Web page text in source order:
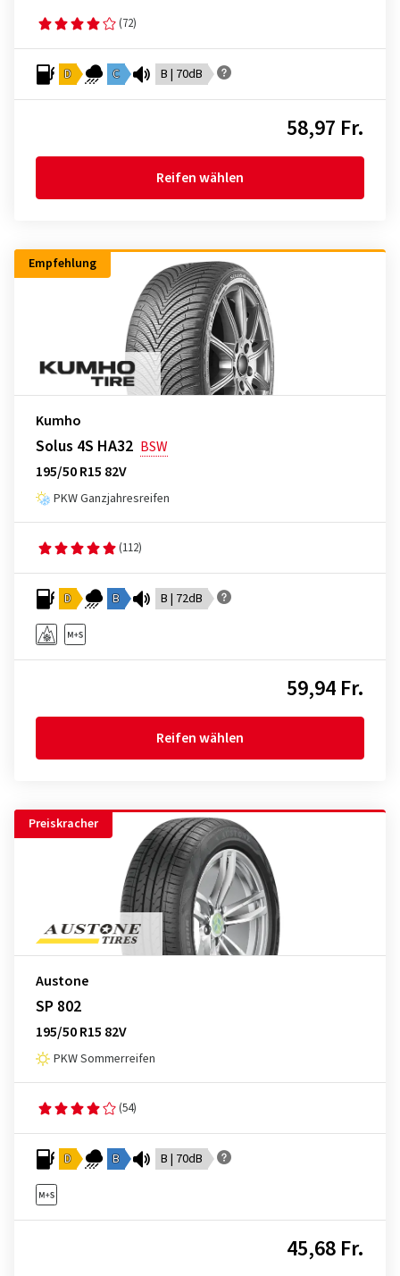
(72)
D C B | 70dB
58,97 Fr.
Reifen wählen
Empfehlung
Kumho
Solus 4S HA32 BSW
195/50 R15 82V
PKW Ganzjahresreifen
(112)
D B B | 72dB
59,94 Fr.
Reifen wählen
Preiskracher
Austone
SP 802
195/50 R15 82V
PKW Sommerreifen
(54)
D B B | 70dB
45,68 Fr.